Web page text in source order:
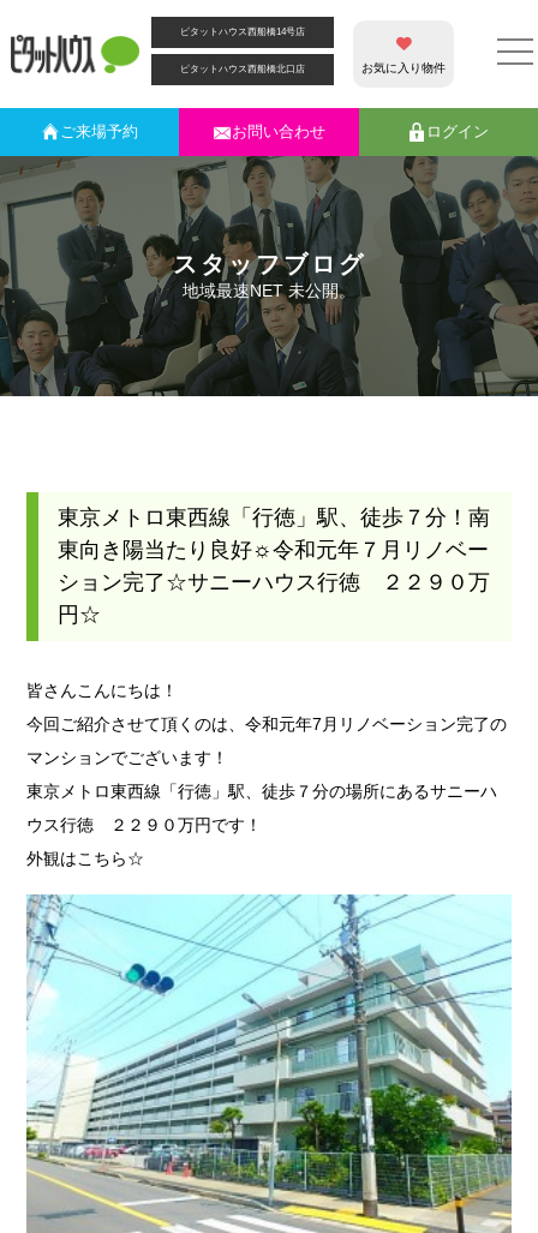
ピタットハウス西船橋14号店
ピタットハウス西船橋北口店 お気に入り物件
ご来場予約 お問い合わせ ログイン
スタッフブログ
地域最速NET 未公開。
東京メトロ東西線「行徳」駅、徒歩７分！南
東向き陽当たり良好☼令和元年７月リノベー
ション完了☆サニーハウス行徳 ２２９０万
円☆
皆さんこんにちは！
今回ご紹介させて頂くのは、令和元年7月リノベーション完了の
マンションでございます！
東京メトロ東西線「行徳」駅、徒歩７分の場所にあるサニーハ
ウス行徳 ２２９０万円です！
外観はこちら☆